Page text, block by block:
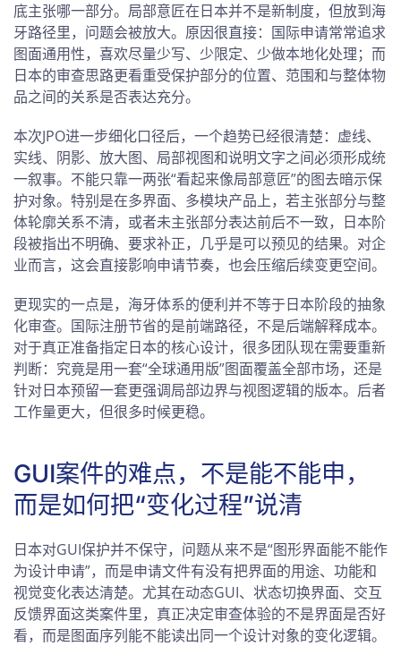
底主张哪一部分。局部意匠在日本并不是新制度，但放到海
牙路径里，问题会被放大。原因很直接：国际申请常常追求
图面通用性，喜欢尽量少写、少限定、少做本地化处理；而
日本的审查思路更看重受保护部分的位置、范围和与整体物
品之间的关系是否表达充分。
本次JPO进一步细化口径后，一个趋势已经很清楚：虚线、
实线、阴影、放大图、局部视图和说明文字之间必须形成统
一叙事。不能只靠一两张“看起来像局部意匠”的图去暗示保
护对象。特别是在多界面、多模块产品上，若主张部分与整
体轮廓关系不清，或者未主张部分表达前后不一致，日本阶
段被指出不明确、要求补正，几乎是可以预见的结果。对企
业而言，这会直接影响申请节奏，也会压缩后续变更空间。
更现实的一点是，海牙体系的便利并不等于日本阶段的抽象
化审查。国际注册节省的是前端路径，不是后端解释成本。
对于真正准备指定日本的核心设计，很多团队现在需要重新
判断：究竟是用一套“全球通用版”图面覆盖全部市场，还是
针对日本预留一套更强调局部边界与视图逻辑的版本。后者
工作量更大，但很多时候更稳。
GUI案件的难点，不是能不能申，
而是如何把“变化过程”说清
日本对GUI保护并不保守，问题从来不是“图形界面能不能作
为设计申请”，而是申请文件有没有把界面的用途、功能和
视觉变化表达清楚。尤其在动态GUI、状态切换界面、交互
反馈界面这类案件里，真正决定审查体验的不是界面是否好
看，而是图面序列能不能读出同一个设计对象的变化逻辑。